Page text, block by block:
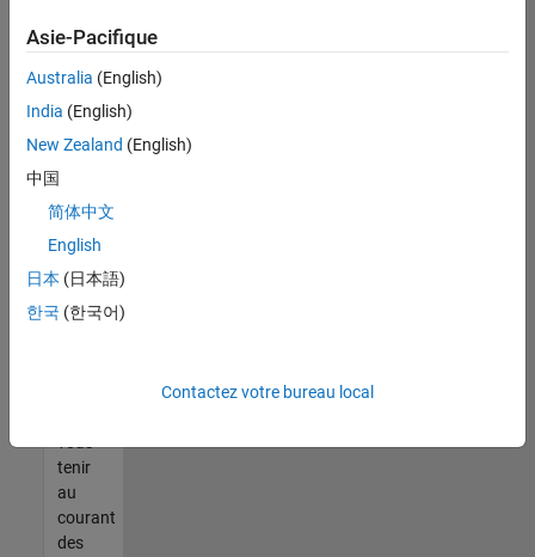
tout
vous
trouvez
pas
d'offre
qui
corresponde
à vos
qualifications,
rejoignez
notre
vous
tenir
au
courant
des
Asie-Pacifique
Australia (English)
India (English)
New Zealand (English)
中国
简体中文
English
日本 (日本語)
한국 (한국어)
Contactez votre bureau local